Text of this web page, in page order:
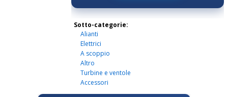
Sotto-categorie:
Alianti
Elettrici
A scoppio
Altro
Turbine e ventole
Accessori